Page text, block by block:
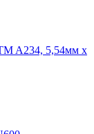
A234, 5,54мм х